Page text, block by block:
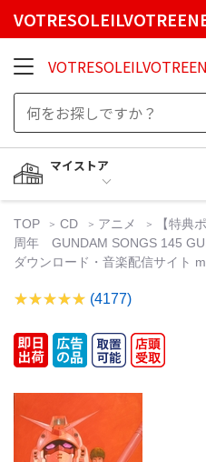
マイストア
TOP CD アニメ
【特典
周年 GUNDAM SONGS 145
ダウンロード・音楽配信サイト
(4177)